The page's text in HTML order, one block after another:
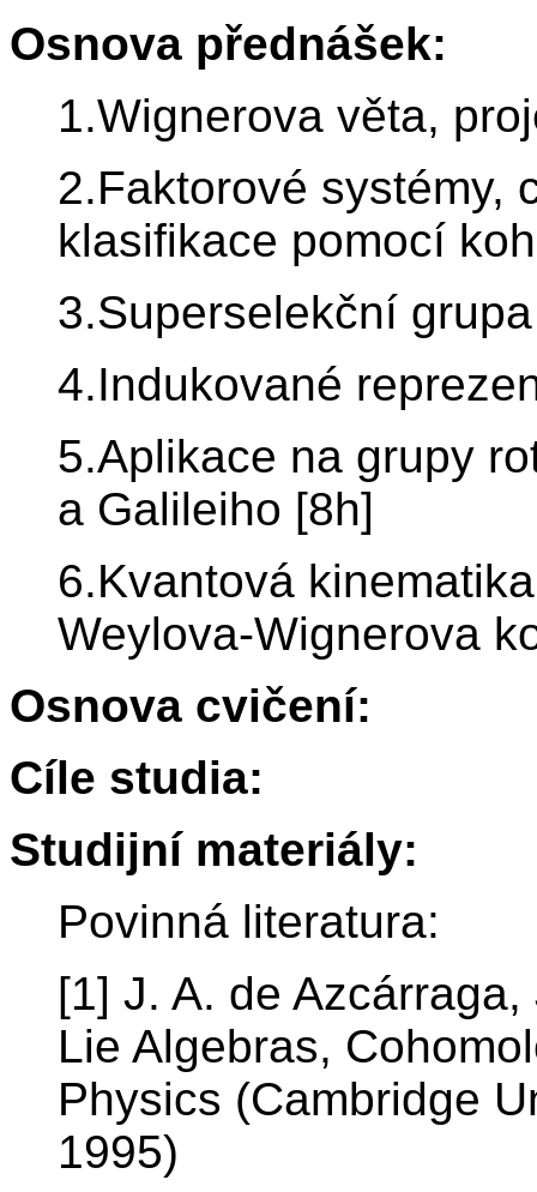
Osnova přednášek:
1.Wignerova věta,
2.Faktorové systémy,
klasifikace pomocí
3.Superselekční
4.Indukované
5.Aplikace na grupy
a Galileiho [8h]
6.Kvantová
Weylova-Wignerova
Osnova cvičení:
Cíle studia:
Studijní materiály:
Povinná literatura:
[1] J. A. de
Lie Algebras,
Physics (Cambridge
1995)